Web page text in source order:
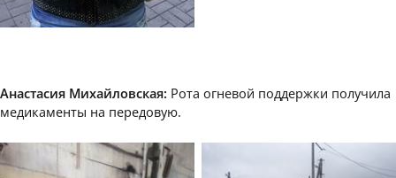
Анастасия Михайловская: Рота огневой поддержки получила
медикаменты на передовую.